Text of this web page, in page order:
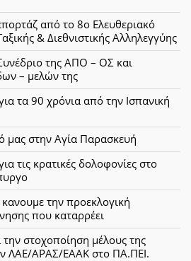
από το 8ο Ελευθεριακό
& Διεθνιστικής Αλληλεγγύης
της ΑΠΟ – ΟΣ και
– μελών της
τα 90 χρόνια από την Ισπανική
μας στην Αγία Παρασκευή
τις κρατικές δολοφονίες στο
την προεκλογική
που καταρρέει
στοχοποίηση μέλους της
ΛΑΕ/ΑΡΑΣ/ΕΑΑΚ στο ΠΑ.ΠΕΙ.